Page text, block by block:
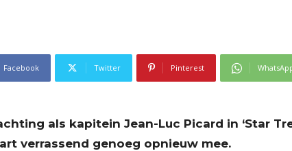
Facebook Twitter Pinterest
als kapitein Jean-Luc Picard in ‘Star
verrassend genoeg opnieuw mee.